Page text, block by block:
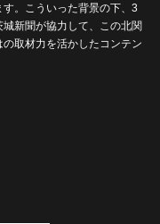
。こういった背景の下、3
新聞が協力して、この北関
取材力を活かしたコンテン